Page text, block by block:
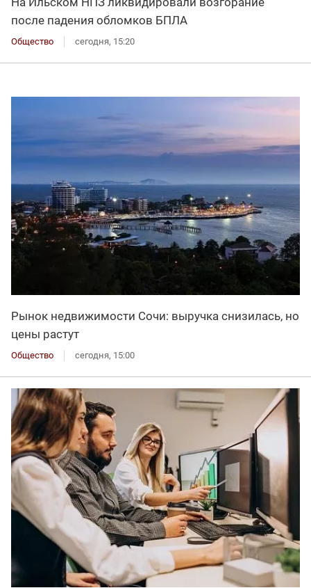
после падения обломков БПЛА
Общество сегодня, 15:20
Рынок недвижимости Сочи: выручка снизилась, но
цены растут
Общество сегодня, 15:00